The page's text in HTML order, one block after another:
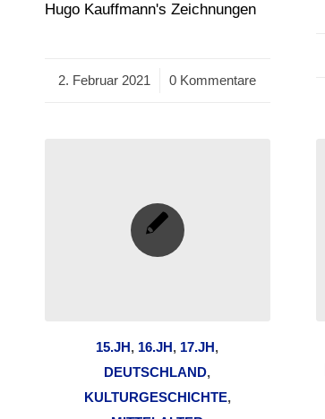
Hugo Kauffmann's Zeichnungen
2. Februar 2021
/ 0 Kommentare
15.JH, 16.JH, 17.JH,
DEUTSCHLAND,
KULTURGESCHICHTE,